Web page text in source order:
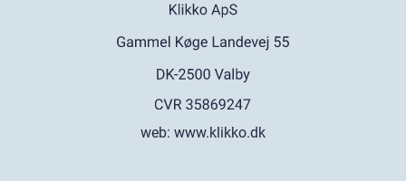
web: www.klikko.dk